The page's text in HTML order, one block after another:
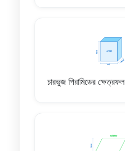
চারভুজ পিরামিডের ক্ষেত্রফল